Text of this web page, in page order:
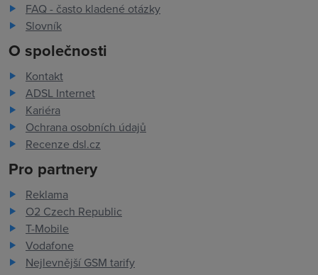
FAQ - často kladené otázky
Slovník
O společnosti
Kontakt
ADSL Internet
Kariéra
Ochrana osobních údajů
Recenze dsl.cz
Pro partnery
Reklama
O2 Czech Republic
T-Mobile
Vodafone
Nejlevnější GSM tarify